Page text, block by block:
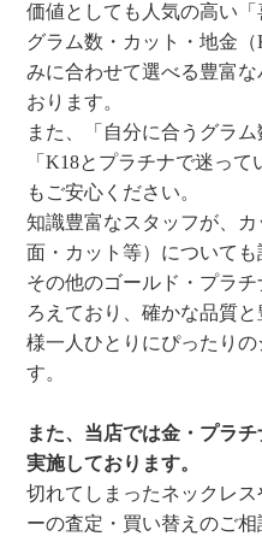
価値としても人気の高い
グラム数・カット・地金
みに合わせて選べる豊富
おります。
また、「自分に合うグラム
「K18とプラチナで迷っ
もご安心ください。
知識豊富なスタッフが、
面・カット等）についても
その他のゴールド・プラ
ろえており、確かな品質
様一人ひとりにぴったり
す。
また、当店では金・プラ
実施しております。
切れてしまったネックレ
ーの査定・買い替えのご相